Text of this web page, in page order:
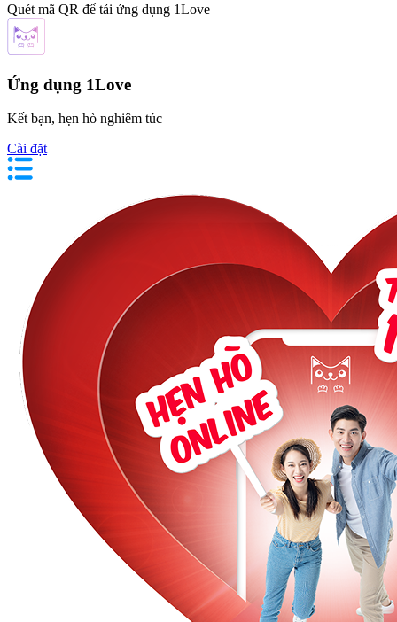
Quét mã QR để tải ứng dụng 1Love
Ứng dụng 1Love
Kết bạn, hẹn hò nghiêm túc
Cài đặt